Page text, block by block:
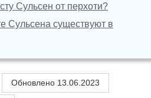
Сульсен от перхоти?
Сульсена существуют в
Обновлено 13.06.2023